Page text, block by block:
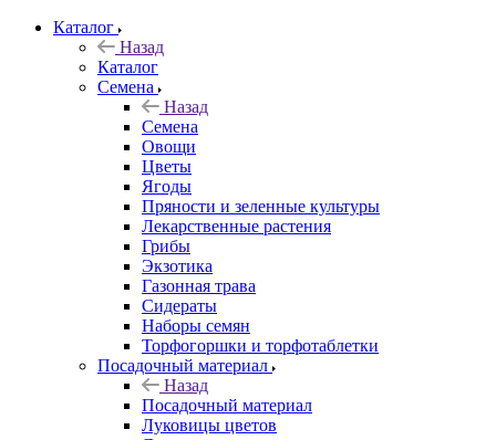
Каталог
Назад
Каталог
Семена
Назад
Семена
Овощи
Цветы
Ягоды
Пряности и зеленные культуры
Лекарственные растения
Грибы
Экзотика
Газонная трава
Сидераты
Наборы семян
Торфогоршки и торфотаблетки
Посадочный материал
Назад
Посадочный материал
Луковицы цветов